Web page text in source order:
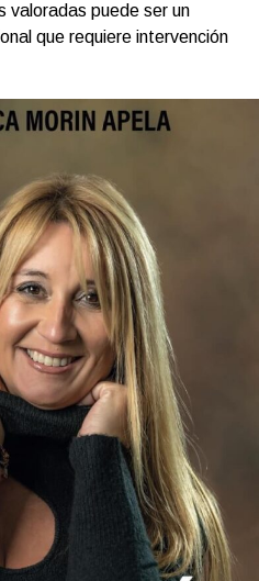
valoradas puede ser un
que requiere intervención